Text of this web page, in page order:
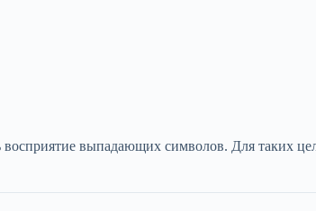
выпадающих символов. Для таких